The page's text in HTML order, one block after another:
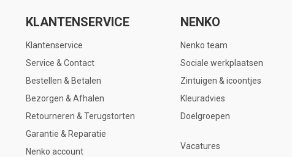
KLANTENSERVICE
Klantenservice
Service & Contact
Bestellen & Betalen
Bezorgen & Afhalen
Retourneren & Terugstorten
Garantie & Reparatie
Nenko account
NENKO
Nenko team
Sociale werkplaatsen
Zintuigen & icoontjes
Kleuradvies
Doelgroepen
Vacatures